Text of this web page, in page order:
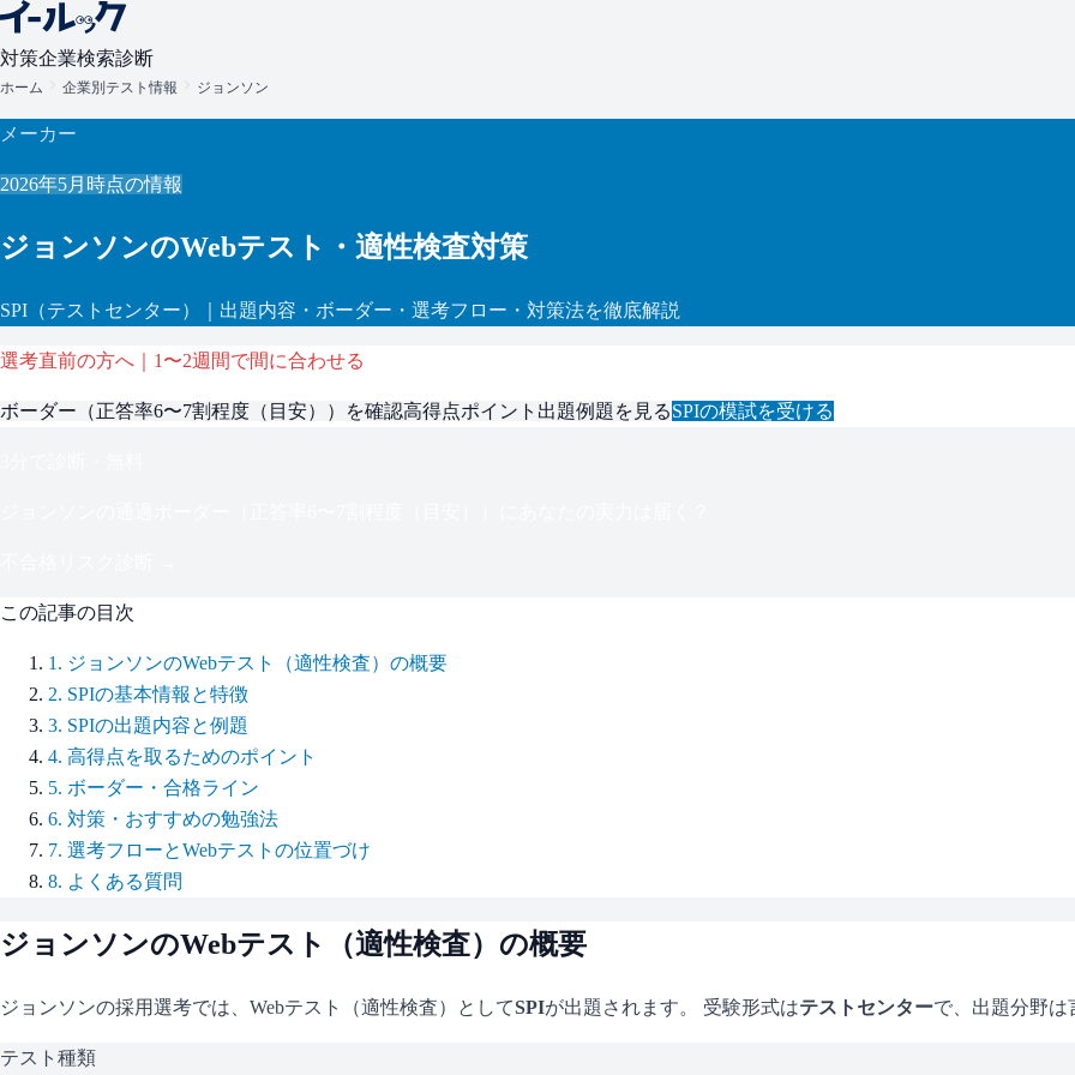
対策企業検索診断
ホーム 企業別テスト情報 ジョンソン
メーカー
2026年5月 時点の情報
ジョンソンのWebテスト・適性検査対策
SPI （テストセンター） ｜出題内容・ボーダー・選考フロー・対策法を徹底解説
選考直前の方へ｜1〜2週間で間に合わせる
ボーダー（正答率6〜7割程度（目安） ）を確認高得点ポイント 出題例題を見るSPIの模試を受ける
この記事の目次
1 . ジョンソンのWebテスト（適性検査）の概要
2. SPIの基本情報と特徴
3. SPIの出題内容と例題
4. 高得点を取るためのポイント
5. ボーダー・合格ライン
6. 対策・おすすめの勉強法
7. 選考フローとWebテストの位置づけ
8. よくある質問
ジョンソンのWebテスト（適性検査）の概要
ジョンソンの採用選考では、Webテスト（適性検査）としてSPIが出題されます。 受験形式はテストセンターで、 出題分野は
テスト種類